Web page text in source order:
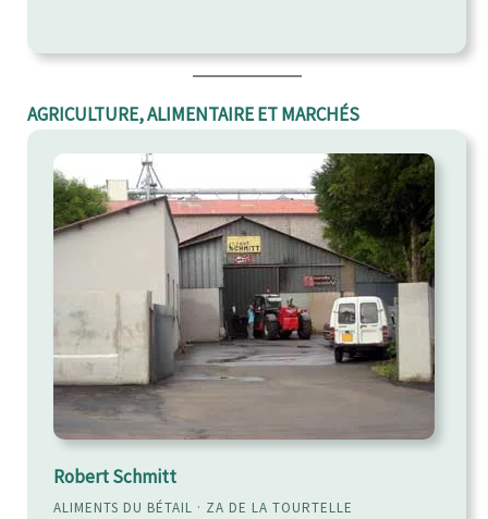
AGRICULTURE, ALIMENTAIRE ET MARCHÉS
Robert Schmitt
ALIMENTS DU BÉTAIL · ZA DE LA TOURTELLE